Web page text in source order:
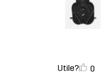
Utile? 0